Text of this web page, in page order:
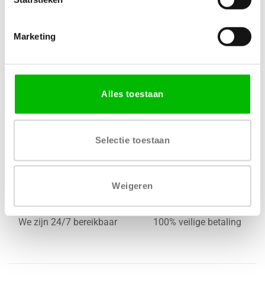
Marketing
Alles toestaan
Selectie toestaan
Weigeren
LENGTE
500mm
Gratis levering vanaf € 750,-
Gratis retour binnen 14
dagen*
We zijn 24/7 bereikbaar 100% veilige betaling